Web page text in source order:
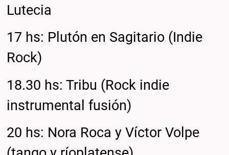
Lutecia
17 hs: Plutón en Sagitario (Indie
Rock)
18.30 hs: Tribu (Rock indie
instrumental fusión)
20 hs: Nora Roca y Víctor Volpe